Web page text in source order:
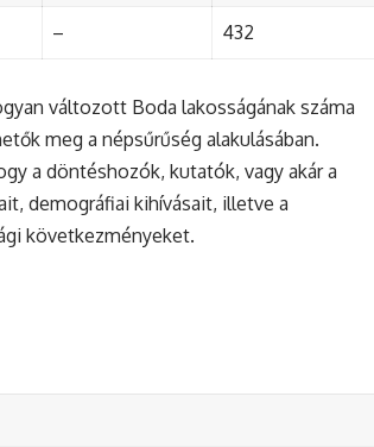
– 432
változott Boda lakosságának száma
meg a népsűrűség alakulásában.
a döntéshozók, kutatók, vagy akár a
demográfiai kihívásait, illetve a
következményeket.